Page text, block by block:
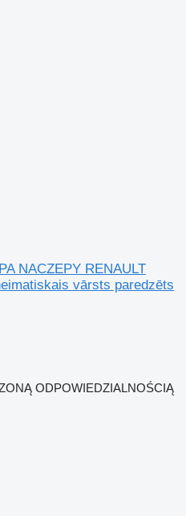
NACZEPY RENAULT
vārsts paredzēts
ODPOWIEDZIALNOŚCIĄ